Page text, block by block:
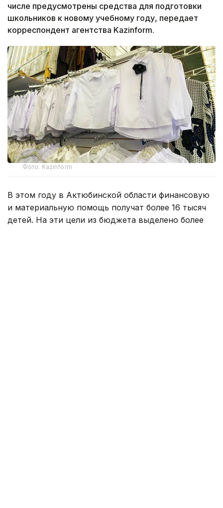
числе предусмотрены средства для подготовки
школьников к новому учебному году, передает
корреспондент агентства Kazinform.
Фото: Kazinform
В этом году в Актюбинской области финансовую
и материальную помощь получат более 16 тысяч
детей. На эти цели из бюджета выделено более